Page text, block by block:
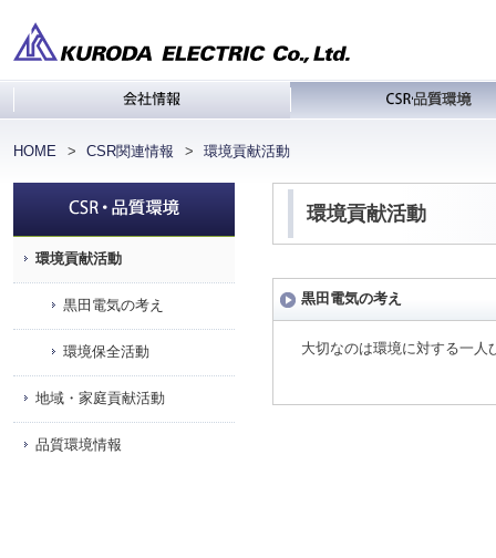
HOME CSR関連情報 環境貢献活動
環境貢献活動
黒田電気の考え
大切なのは環境に対する一人
環境貢献活動
黒田電気の考え
環境保全活動
地域・家庭貢献活動
品質環境情報